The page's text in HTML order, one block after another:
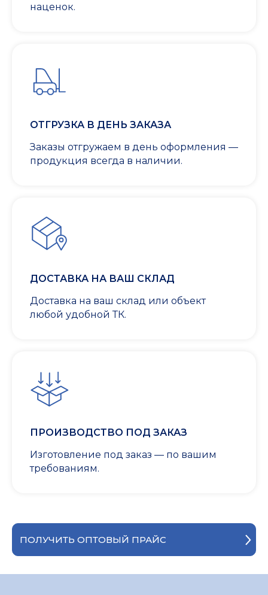
наценок.
ОТГРУЗКА В ДЕНЬ ЗАКАЗА
Заказы отгружаем в день оформления —
продукция всегда в наличии.
ДОСТАВКА НА ВАШ СКЛАД
Доставка на ваш склад или объект
любой удобной ТК.
ПРОИЗВОДСТВО ПОД ЗАКАЗ
Изготовление под заказ — по вашим
требованиям.
ПОЛУЧИТЬ ОПТОВЫЙ ПРАЙС